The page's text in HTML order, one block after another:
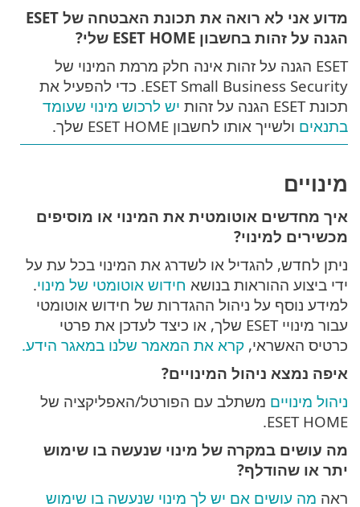
מדוע אני לא רואה את תכונת האבטחה של ESET
הגנה על זהות בחשבון ESET HOME שלי?
ESET הגנה על זהות אינה חלק מרמת המינוי של
ESET Small Business Security. כדי להפעיל את
תכונת ESET הגנה על זהות
יש לרכוש מינוי שעומד
בתנאים ולשייך אותו לחשבון ESET HOME שלך.
מינויים
איך מחדשים אוטומטית את המינוי או מוסיפים
מכשירים למינוי?
ניתן לחדש, להגדיל או לשדרג את המינוי בכל עת על
ידי ביצוע ההוראות בנושא חידוש אוטומטי של מינוי.
למידע נוסף על ניהול ההגדרות של חידוש אוטומטי
עבור מינויי ESET שלך, או כיצד לעדכן את פרטי
כרטיס האשראי, קרא את המאמר שלנו במאגר הידע.
איפה נמצא ניהול המינויים?
ניהול מינויים משתלב עם הפורטל/האפליקציה של
ESET HOME.
מה עושים במקרה של מינוי שנעשה בו שימוש
יתר או שהודלף?
ראה מה עושים אם יש לך מינוי שנעשה בו שימוש